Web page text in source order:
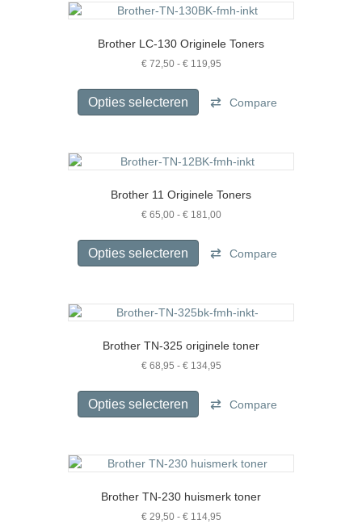
Brother LC-130 Originele Toners
€72,50 - €119,95Prijsklasse:
€ 119,95
Opties selecteren
product
Deze
kan
gekozen
de
Compare
Brother 11 Originele Toners
€65,00 - €181,00Prijsklasse:
€ 181,00
Opties selecteren
product
Deze
kan
gekozen
de
Compare
Brother TN-325 originele toner
€68,95 - €134,95Prijsklasse:
€ 134,95
Opties selecteren
product
Deze
kan
gekozen
Compare
Brother TN-230 huismerk toner
€29,50 - €114,95Prijsklasse: